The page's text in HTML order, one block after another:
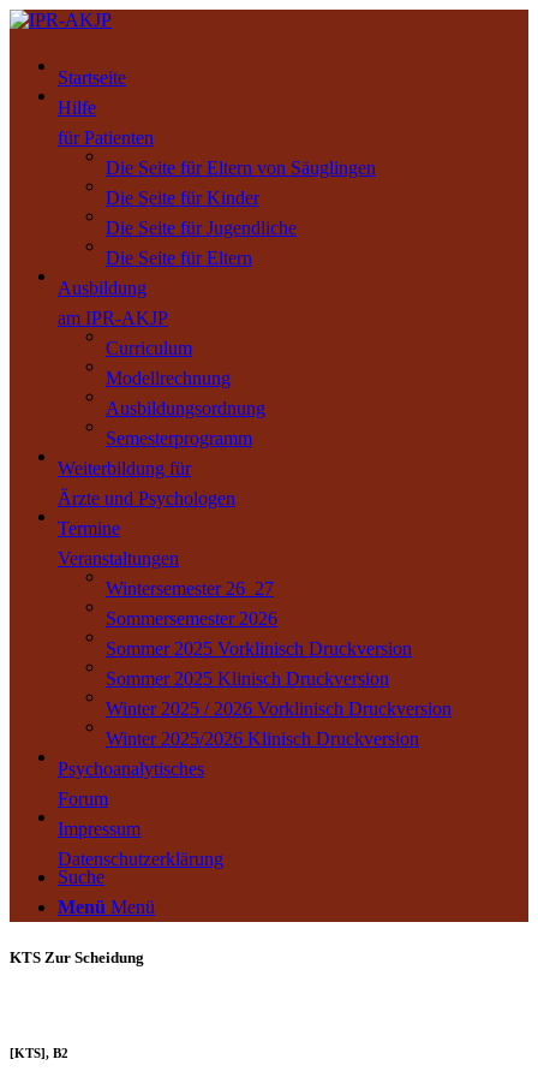
Startseite
Hilfe
für Patienten
Die Seite für Eltern von Säuglingen
Die Seite für Kinder
Die Seite für Jugendliche
Die Seite für Eltern
Ausbildung
am IPR-AKJP
Curriculum
Modellrechnung
Ausbildungsordnung
Semesterprogramm
Weiterbildung für
Ärzte und Psychologen
Termine
Veranstaltungen
Wintersemester 26_27
Sommersemester 2026
Sommer 2025 Vorklinisch Druckversion
Sommer 2025 Klinisch Druckversion
Winter 2025 / 2026 Vorklinisch Druckversion
Winter 2025/2026 Klinisch Druckversion
Psychoanalytisches
Forum
Impressum
Datenschutzerklärung
Suche
Menü Menü
KTS Zur Scheidung
[KTS], B2